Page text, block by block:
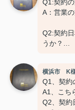
→特に
Q1:契約
A：営業
Q2:契約
うか？
Q3:担当
見・ご感
い。
A:素晴ら
横浜市 K
Q1、契約
A1、こち
Q2、契約